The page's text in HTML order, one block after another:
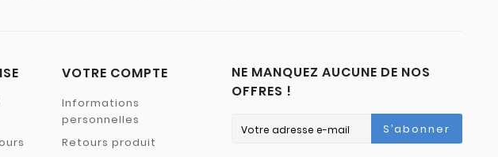
VOTRE COMPTE
Informations
personnelles
Retours produit
NE MANQUEZ AUCUNE DE NOS
OFFRES !
S’abonner